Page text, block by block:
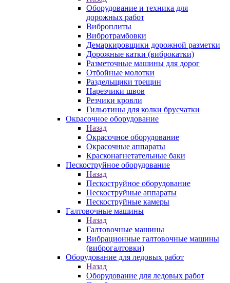
Оборудование и техника для
дорожных работ
Виброплиты
Вибротрамбовки
Демаркировщики дорожной разметки
Дорожные катки (виброкатки)
Разметочные машины для дорог
Отбойные молотки
Раздельщики трещин
Нарезчики швов
Резчики кровли
Гильотины для колки брусчатки
Окрасочное оборудование
Назад
Окрасочное оборудование
Окрасочные аппараты
Красконагнетательные баки
Пескоструйное оборудование
Назад
Пескоструйное оборудование
Пескоструйные аппараты
Пескоструйные камеры
Галтовочные машины
Назад
Галтовочные машины
Вибрационные галтовочные машины
(виброгалтовки)
Оборудование для ледовых работ
Назад
Оборудование для ледовых работ